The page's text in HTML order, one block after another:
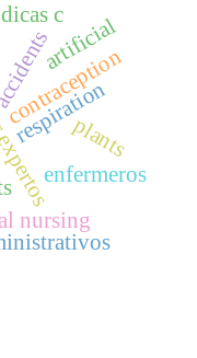
c
nursing
contraception
enfermeros
accidents
respiration
plants
artificial